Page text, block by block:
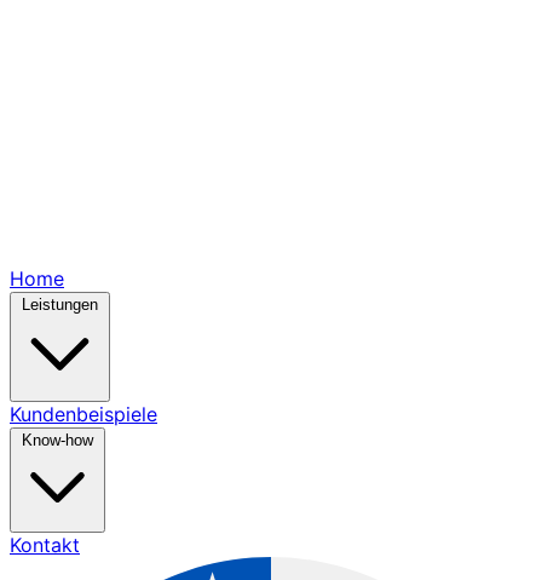
Home
Kundenbeispiele
Know-how
Kontakt